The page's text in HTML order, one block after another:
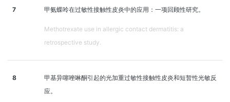
7 甲氨蝶呤在过敏性接触性皮炎中的应用：一项回顾性研究。
Methotrexate use in allergic contact dermatitis: a
retrospective study.
8
甲基异噻唑啉酮引起的光加重过敏性接触性皮炎和短暂性光敏反
应。